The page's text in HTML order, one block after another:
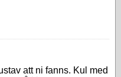
att ni fanns. Kul med